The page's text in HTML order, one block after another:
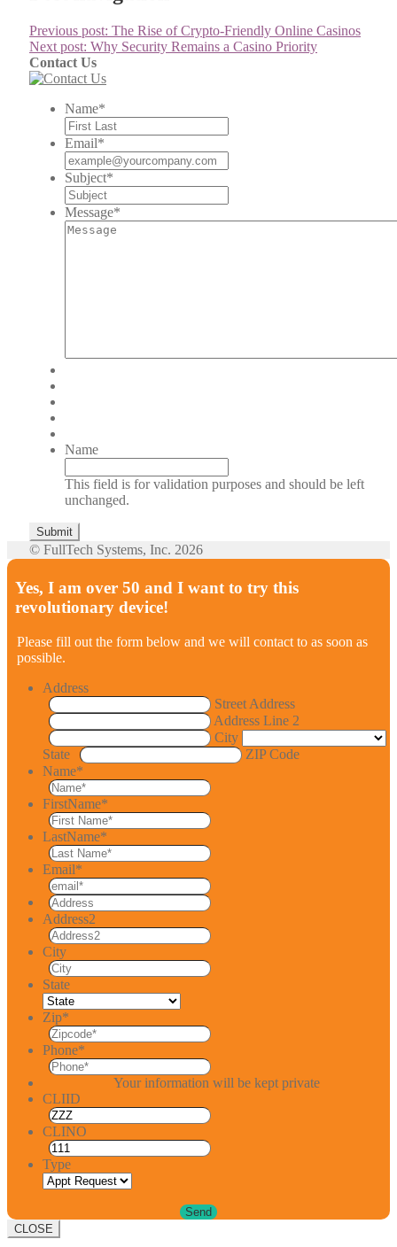
Previous post: The Rise of Crypto-Friendly Online Casinos
Next post: Why Security Remains a Casino Priority
Contact Us
Name*
Email*
Subject*
Message*
Name
This field is for validation purposes and should be left
unchanged.
© FullTech Systems, Inc. 2026
Yes, I am over 50 and I want to try this
revolutionary device!
Please fill out the form below and we will contact to as soon as
possible.
Address
Street Address
Address Line 2
City
State
ZIP Code
Name*
FirstName*
LastName*
Email*
Address2
City
State
Zip*
Phone*
Your information will be kept private
CLIID
CLINO
Type
CLOSE